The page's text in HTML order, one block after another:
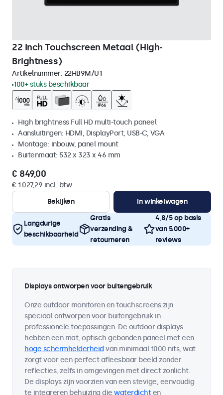
22 Inch Touchscreen Metaal (High-
Brightness)
Artikelnummer: 22HB9M/U1
100+ stuks beschikbaar
High brightness Full HD multi-touch paneel
Aansluitingen: HDMI, DisplayPort, USB-C, VGA
Montage: inbouw, panel mount
Buitenmaat: 532 x 323 x 46 mm
€ 849,00
€ 1.027,29 incl. btw
Bekijken
In winkelwagen
Langdurige
beschikbaarheid
Gratis
verzending &
retourneren
4,8/5 op basis
van 5.000+
reviews
Displays ontworpen voor buitengebruik
Onze outdoor monitoren en touchscreens zijn
speciaal ontworpen voor buitengebruik in
professionele toepassingen. De outdoor displays
hebben een mat, optisch gebonden paneel met een
hoge schermhelderheid van minimaal 1000 nits, wat
zorgt voor een perfect afleesbaar beeld zonder
reflecties, zelfs in omgevingen met direct zonlicht.
De displays zijn voorzien van een stevige, eenvoudig
te integreren behuizing die waterdichten